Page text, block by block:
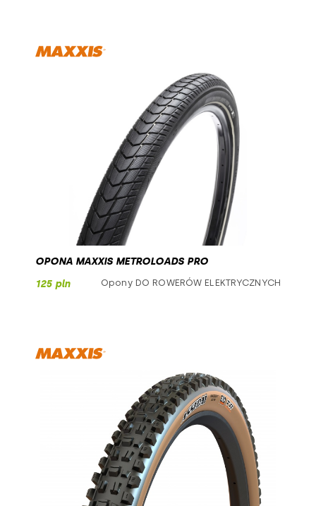
OPONA MAXXIS METROLOADS PRO
125 pln
Opony DO ROWERÓW ELEKTRYCZNYCH